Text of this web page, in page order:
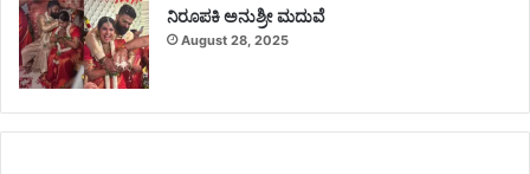
ನಿರೂಪಕಿ ಅನುಶ್ರೀ ಮದುವೆ
August 28, 2025